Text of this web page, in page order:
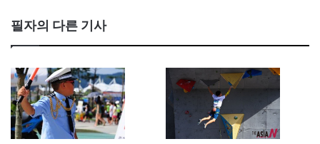
필자의 다른 기사